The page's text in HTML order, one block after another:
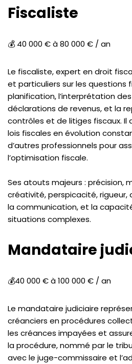
Fiscaliste
💰 40 000 € à 80 000 € / an
Le fiscaliste, expert en droit
et particuliers sur les questions
planification, l’interprétation
déclarations de revenus, et la
contrôles et de litiges fiscaux. Il
lois fiscales en évolution
d’autres professionnels pour
l’optimisation fiscale.
Ses atouts majeurs : précision,
créativité, perspicacité, rigueur,
la communication, et la
situations complexes.
Mandataire
💰40 000 € à 100 000 € / an
Le mandataire judiciaire
créanciers en procédures
les créances impayées et
la procédure, nommé par le
avec le juge-commissaire et